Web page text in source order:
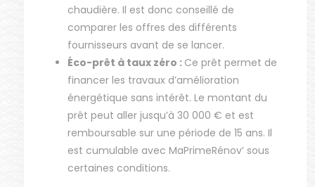
chaudière. Il est donc conseillé de
comparer les offres des différents
fournisseurs avant de se lancer.
Éco-prêt à taux zéro : Ce prêt permet de
financer les travaux d’amélioration
énergétique sans intérêt. Le montant du
prêt peut aller jusqu’à 30 000 € et est
remboursable sur une période de 15 ans. Il
est cumulable avec MaPrimeRénov’ sous
certaines conditions.